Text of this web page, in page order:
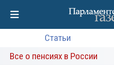
Статьи
Все о пенсиях в России